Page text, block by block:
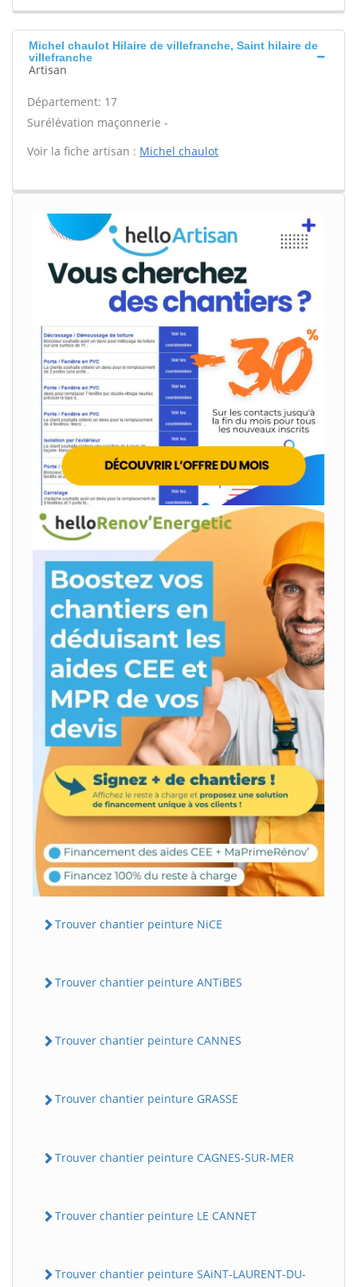
Michel chaulot Hilaire de villefranche, Saint hilaire de
villefranche
Artisan
Département: 17
Surélévation maçonnerie -
Voir la fiche artisan : Michel chaulot
Trouver chantier peinture NiCE
Trouver chantier peinture ANTiBES
Trouver chantier peinture CANNES
Trouver chantier peinture GRASSE
Trouver chantier peinture CAGNES-SUR-MER
Trouver chantier peinture LE CANNET
Trouver chantier peinture SAiNT-LAURENT-DU-